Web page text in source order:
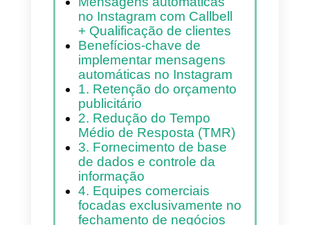
Passo 3: Otimização e
definição da interação
Passo 4: Configuração do
modelo de mensagens
Tipos de gatilhos para
automatizar respostas no
Instagram com ferramentas
como Callbell
Mensagens automáticas
no Instagram com Callbell
+ Qualificação de clientes
Benefícios-chave de